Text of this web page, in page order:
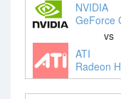
NVIDIA
GeForce
vs
ATI
Radeon